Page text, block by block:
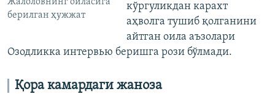
берилган ҳужжат
кўргуликдан карахт
аҳволга тушиб қолганини
айтган оила аъзолари
Озодликка интервью беришга рози бўлмади.
Қора камардаги жаноза